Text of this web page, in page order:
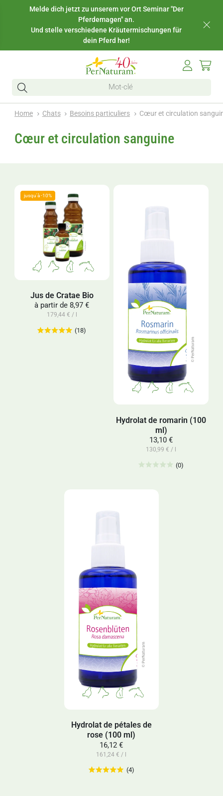
Melde dich jetzt zu unserem vor Ort Seminar "Der
Pferdemagen" an.
Und stelle verschiedene Kräutermischungen für
dein Pferd her!
Home Chats Besoins particuliers Cœur et circulation
Cœur et circulation sanguine
Jus de Cratae Bio
à partir de 8,97 €
179,44 € / l
(18)
Hydrolat de romarin (100
ml)
13,10 €
130,99 € / l
(0)
Hydrolat de pétales de
rose (100 ml)
16,12 €
161,24 € / l
(4)